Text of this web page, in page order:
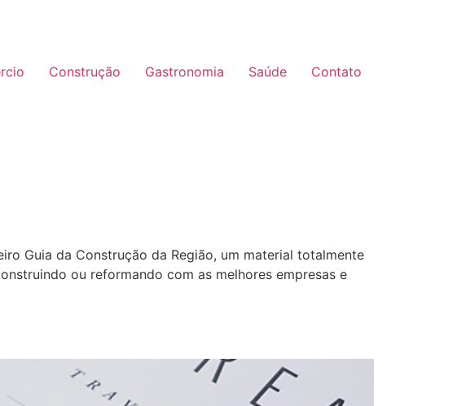
Construção Gastronomia Saúde Contato
Guia da Construção da Região, um material totalmente
ou reformando com as melhores empresas e